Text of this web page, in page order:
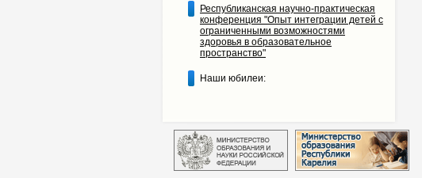
Республиканская научно-практическая
конференция "Опыт интеграции детей с
ограниченными возможностями
здоровья в образовательное
пространство"
Наши юбилеи: